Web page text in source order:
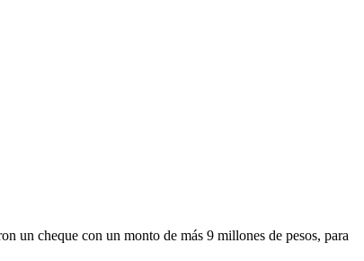
un cheque con un monto de más 9 millones de pesos, para